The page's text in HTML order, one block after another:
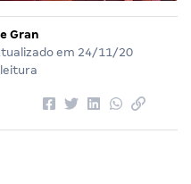
Gran
em 24/11/20